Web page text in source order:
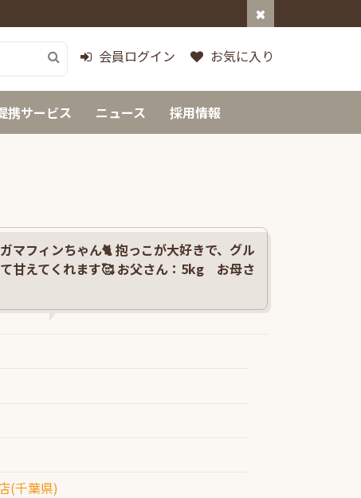
会員ログイン お気に入り
携サービス ニュース 採用情報
マフィンちゃん🐈 抱っこが大好きで、グル
甘えてくれます🥰 お父さん：5kg お母さ
(千葉県)